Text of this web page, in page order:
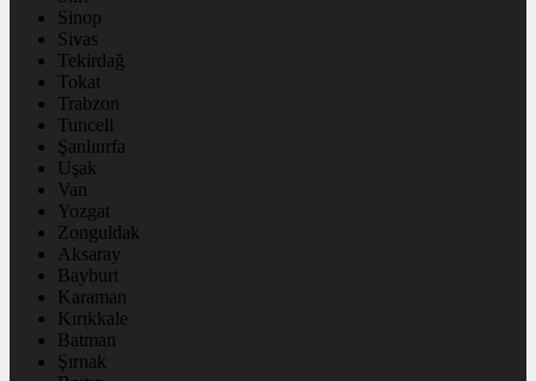
Sinop
Sivas
Tekirdağ
Tokat
Trabzon
Tunceli
Şanlıurfa
Uşak
Van
Yozgat
Zonguldak
Aksaray
Bayburt
Karaman
Kırıkkale
Batman
Şırnak